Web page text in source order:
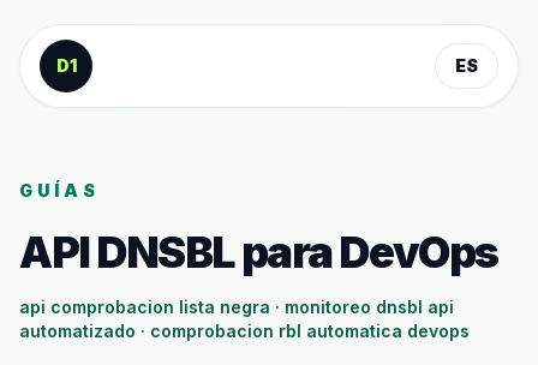
Saltar al contenido
D1
ES
GUÍAS
API DNSBL para DevOps
api comprobacion lista negra · monitoreo dnsbl api
automatizado · comprobacion rbl automatica devops